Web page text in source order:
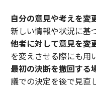
自分の意見や考えを変
新しい情報や状況に基
他者に対して意見を変
を変えさせる際にも用
最初の決断を撤回する
議での決定を後で見直